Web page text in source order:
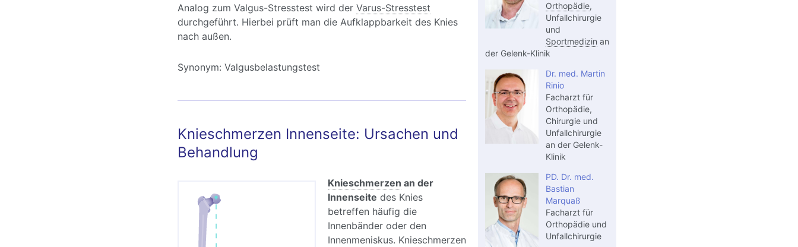
Analog zum Valgus-Stresstest wird der Varus-Stresstest
durchgeführt. Hierbei prüft man die Aufklappbarkeit des Knies
nach außen.
Synonym: Valgusbelastungstest
Knieschmerzen Innenseite: Ursachen und
Behandlung
Knieschmerzen an der
Innenseite des Knies
betreffen häufig die
Innenbänder oder den
Innenmeniskus. Knieschmerzen
Orthopädie,
Unfallchirurgie
und
Sportmedizin an
der Gelenk-Klinik
Dr. med. Martin
Rinio
Facharzt für
Orthopädie,
Chirurgie und
Unfallchirurgie
an der Gelenk-
Klinik
PD. Dr. med.
Bastian
Marquaß
Facharzt für
Orthopädie und
Unfallchirurgie